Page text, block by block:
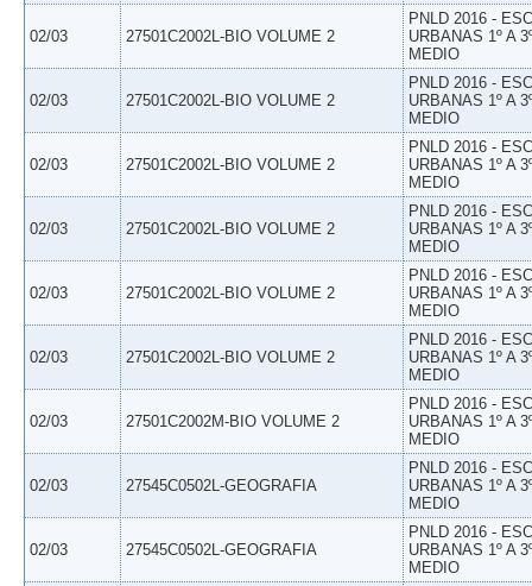
02/03 27501C2002L-BIO VOLUME 2
PNLD 2016 -
URBANAS 1º A
MEDIO
02/03 27501C2002L-BIO VOLUME 2
PNLD 2016 -
URBANAS 1º A
MEDIO
02/03 27501C2002L-BIO VOLUME 2
PNLD 2016 -
URBANAS 1º A
MEDIO
02/03 27501C2002L-BIO VOLUME 2
PNLD 2016 -
URBANAS 1º A
MEDIO
02/03 27501C2002L-BIO VOLUME 2
PNLD 2016 -
URBANAS 1º A
MEDIO
02/03 27501C2002L-BIO VOLUME 2
PNLD 2016 -
URBANAS 1º A
MEDIO
02/03 27501C2002M-BIO VOLUME 2
PNLD 2016 -
URBANAS 1º A
MEDIO
02/03 27545C0502L-GEOGRAFIA
PNLD 2016 -
URBANAS 1º A
MEDIO
02/03 27545C0502L-GEOGRAFIA
PNLD 2016 -
URBANAS 1º A
MEDIO